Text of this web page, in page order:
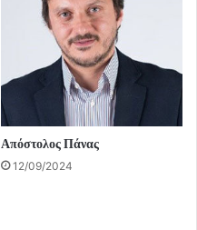
Απόστολος Πάνας
12/09/2024